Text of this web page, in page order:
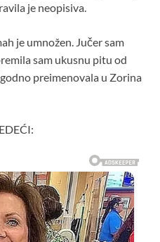
je neopisiva.
je umnožen. Jučer sam
sam ukusnu pitu od
preimenovala u Zorina